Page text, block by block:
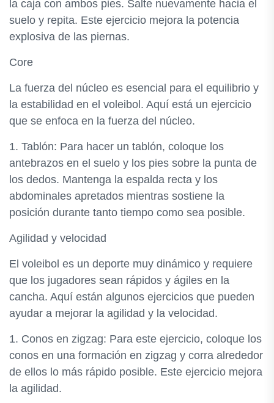
la caja con ambos pies. Salte nuevamente hacia el
suelo y repita. Este ejercicio mejora la potencia
explosiva de las piernas.
Core
La fuerza del núcleo es esencial para el equilibrio y
la estabilidad en el voleibol. Aquí está un ejercicio
que se enfoca en la fuerza del núcleo.
1. Tablón: Para hacer un tablón, coloque los
antebrazos en el suelo y los pies sobre la punta de
los dedos. Mantenga la espalda recta y los
abdominales apretados mientras sostiene la
posición durante tanto tiempo como sea posible.
Agilidad y velocidad
El voleibol es un deporte muy dinámico y requiere
que los jugadores sean rápidos y ágiles en la
cancha. Aquí están algunos ejercicios que pueden
ayudar a mejorar la agilidad y la velocidad.
1. Conos en zigzag: Para este ejercicio, coloque los
conos en una formación en zigzag y corra alrededor
de ellos lo más rápido posible. Este ejercicio mejora
la agilidad.